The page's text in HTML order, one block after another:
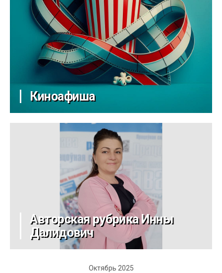
Киноафиша
Авторская рубрика Инны
Далидович
Октябрь 2025